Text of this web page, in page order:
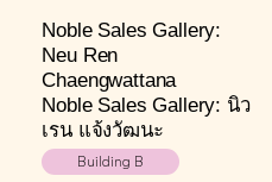
Noble Sales Gallery:
Neu Ren
Chaengwattana
Noble Sales Gallery: นิว
เรน แจ้งวัฒนะ
Building B